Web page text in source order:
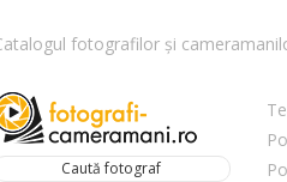
fotografilor și
Caută fotograf